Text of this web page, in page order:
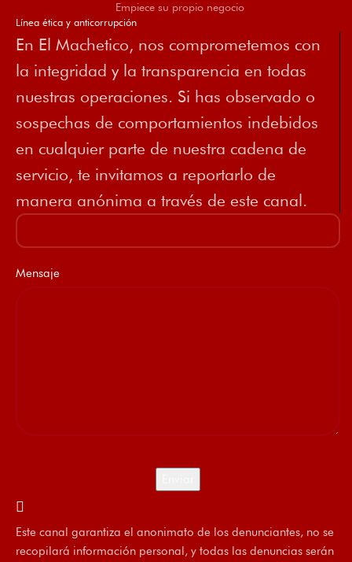
Empiece su propio negocio
Línea ética y anticorrupción
En El Machetico, nos comprometemos con
la integridad y la transparencia en todas
nuestras operaciones. Si has observado o
sospechas de comportamientos indebidos
en cualquier parte de nuestra cadena de
servicio, te invitamos a reportarlo de
manera anónima a través de este canal.
Mensaje
Este canal garantiza el anonimato de los denunciantes, no se
recopilará información personal, y todas las denuncias serán